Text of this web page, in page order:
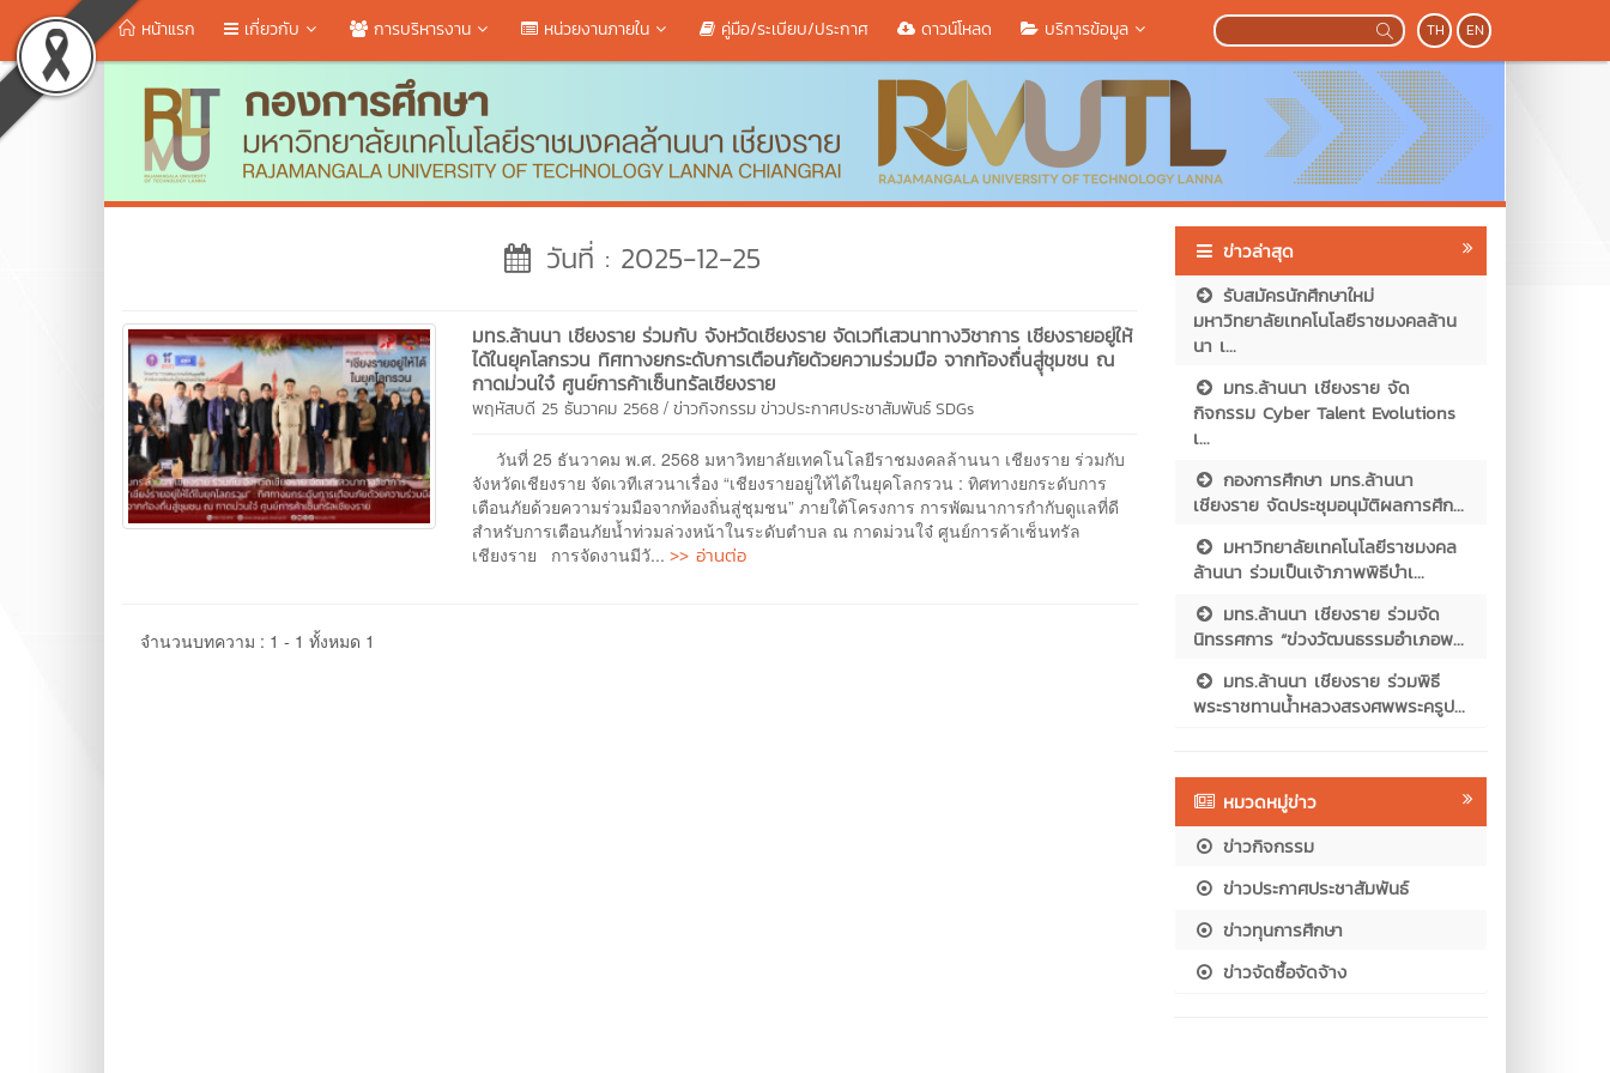
หน้าแรก เกี่ยวกับ การบริหารงาน หน่วยงานภายใน คู่มือ/ระเบียบ/ประกาศ ดาวน์โหลด บริการข้อมูล TH EN
วันที่ : 2025-12-25
มทร.ล้านนา เชียงราย ร่วมกับ จังหวัดเชียงราย จัดเวทีเสวนาทางวิชาการ เชียงรายอยู่ให้
ได้ในยุคโลกรวน ทิศทางยกระดับการเตือนภัยด้วยความร่วมมือ จากท้องถื่นสูุ่ชุมชน ณ
กาดม่วนใจ๋ ศูนย์การค้าเซ็นทรัลเชียงราย
พฤหัสบดี 25 ธันวาคม 2568 /ข่าวกิจกรรม ข่าวประกาศประชาสัมพันธ์ SDGs
วันที่ 25 ธันวาคม พ.ศ. 2568 มหาวิทยาลัยเทคโนโลยีราชมงคลล้านนา เชียงราย ร่วมกับ
จังหวัดเชียงราย จัดเวทีเสวนาเรื่อง “เชียงรายอยู่ให้ได้ในยุคโลกรวน : ทิศทางยกระดับการ
เตือนภัยด้วยความร่วมมือจากท้องถิ่นสู่ชุมชน” ภายใต้โครงการ การพัฒนาการกำกับดูแลที่ดี
สำหรับการเตือนภัยน้ำท่วมล่วงหน้าในระดับตำบล ณ กาดม่วนใจ๋ ศูนย์การค้าเซ็นทรัล
เชียงราย การจัดงานมีวั...>> อ่านต่อ
จำนวนบทความ : 1 - 1 ทั้งหมด 1
ข่าวล่าสุด
รับสมัครนักศึกษาใหม่
มหาวิทยาลัยเทคโนโลยีราชมงคลล้าน
นา เ...
มทร.ล้านนา เชียงราย จัด
กิจกรรม Cyber Talent Evolutions
เ...
กองการศึกษา มทร.ล้านนา
เชียงราย จัดประชุมอนุมัติผลการศึก...
มหาวิทยาลัยเทคโนโลยีราชมงคล
ล้านนา ร่วมเป็นเจ้าภาพพิธีบำเ...
มทร.ล้านนา เชียงราย ร่วมจัด
นิทรรศการ “ข่วงวัฒนธรรมอำเภอพ...
มทร.ล้านนา เชียงราย ร่วมพิธี
พระราชทานน้ำหลวงสรงศพพระครูป...
หมวดหมู่ข่าว
ข่าวกิจกรรม
ข่าวประกาศประชาสัมพันธ์
ข่าวทุนการศึกษา
ข่าวจัดซื้อจัดจ้าง